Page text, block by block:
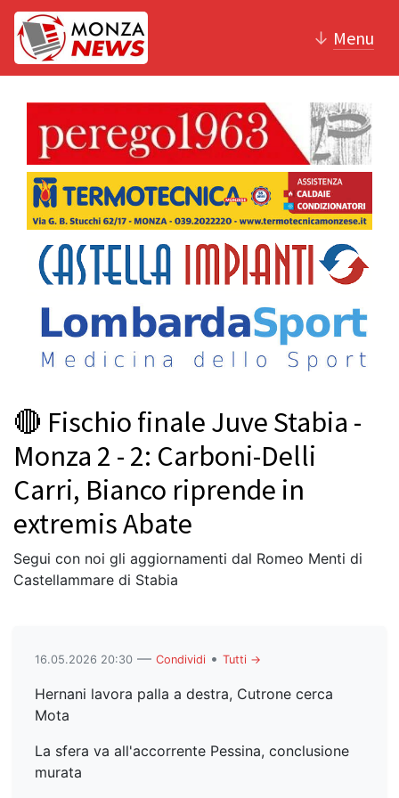
↓ Menu
🔴 Fischio finale Juve Stabia -
Monza 2 - 2: Carboni-Delli
Carri, Bianco riprende in
extremis Abate
Segui con noi gli aggiornamenti dal Romeo Menti di
Castellammare di Stabia
16.05.2026 20:30 — Condividi • Tutti →
Hernani lavora palla a destra, Cutrone cerca
Mota
La sfera va all'accorrente Pessina, conclusione
murata